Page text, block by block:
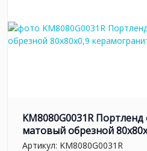
KM8080G0031R
матовый обрезной
Артикул: KM8080G0031R